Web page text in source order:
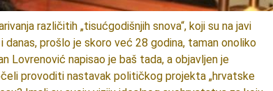
različitih „tisućgodišnjih snova“, koji su na javi
prošlo je skoro već 28 godina, taman onoliko
Lovrenović napisao je baš tada, a objavljen je
provoditi nastavak političkog projekta „hrvatske